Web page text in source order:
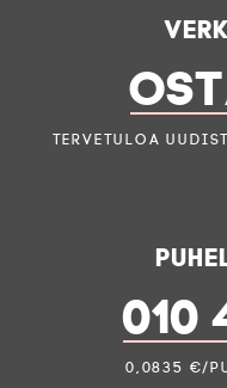
Tervetuloa
010
0,0835 €/